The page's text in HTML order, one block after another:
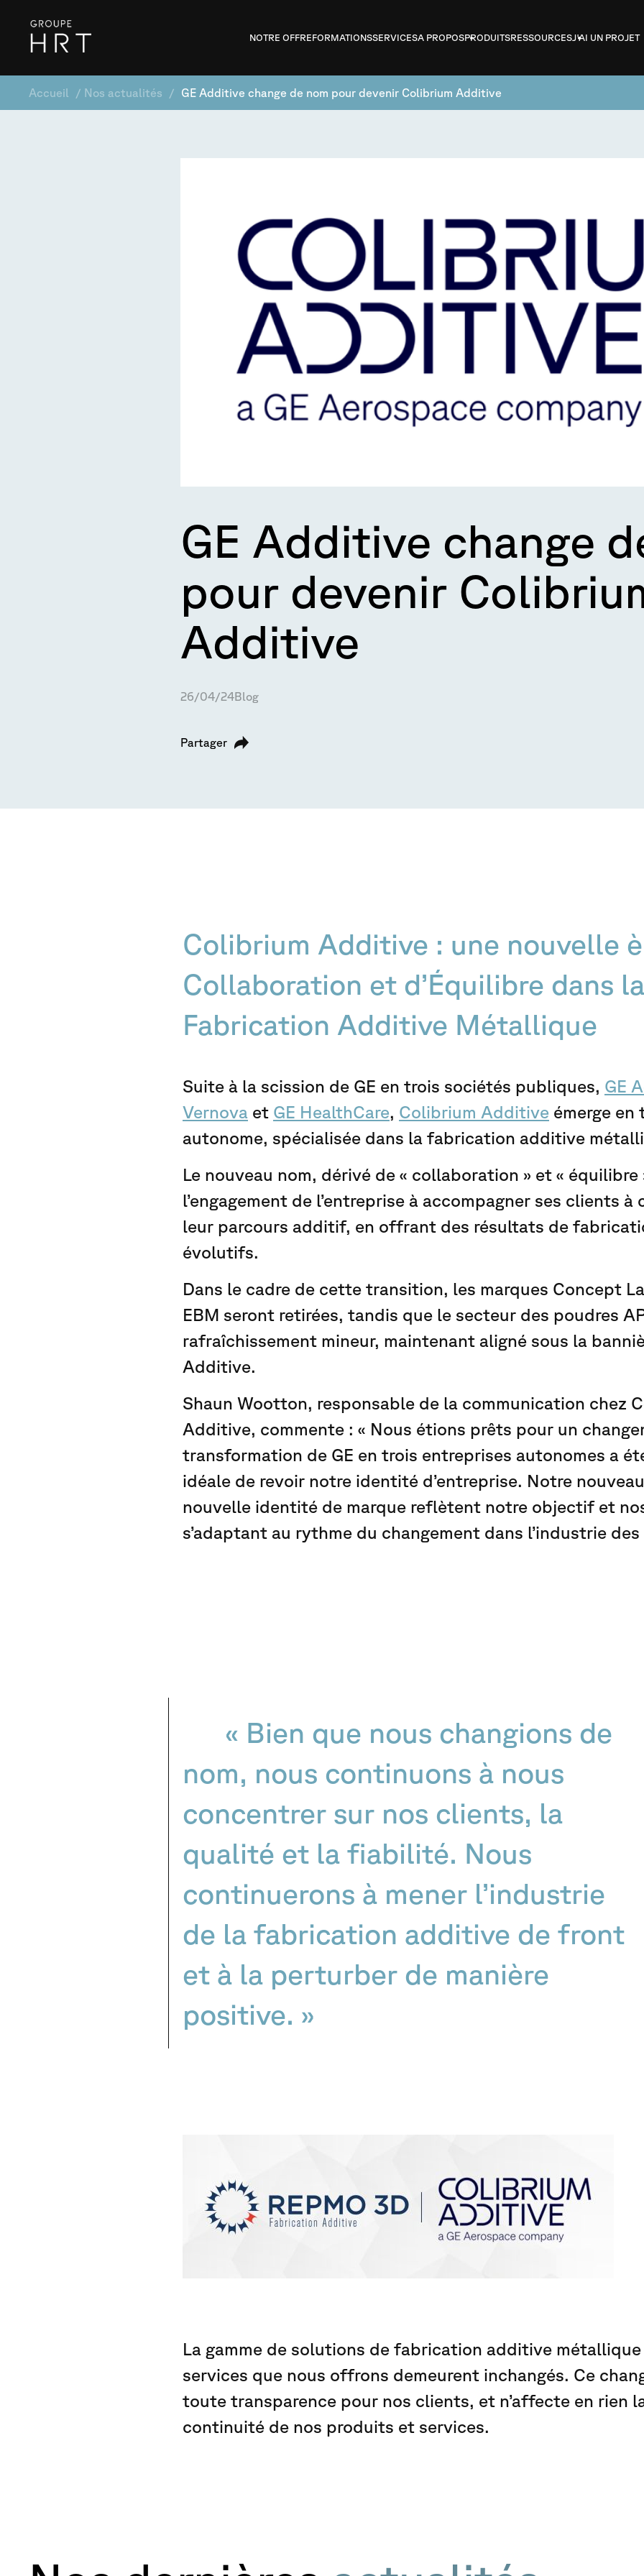
NOTRE OFFREFORMATIONSSERVICESA PROPOSPRODUITSRESSOURCESJ'AI UN PROJET
Accueil / Nos actualités / GE Additive change de nom pour devenir Colibrium Additive
GE Additive change
pour devenir
Additive
26/04/24Blog
Partager
Colibrium Additive : une nouvelle
Collaboration et d’Équilibre dans la
Fabrication Additive Métallique
Suite à la scission de GE en trois sociétés publiques, GE
Vernova et GE HealthCare, Colibrium Additive émerge en
autonome, spécialisée dans la fabrication additive
Le nouveau nom, dérivé de « collaboration » et « équilibre
l’engagement de l’entreprise à accompagner ses clients à
leur parcours additif, en offrant des résultats de
évolutifs.
Dans le cadre de cette transition, les marques Concept
EBM seront retirées, tandis que le secteur des poudres
rafraîchissement mineur, maintenant aligné sous la
Additive.
Shaun Wootton, responsable de la communication chez
Additive, commente : « Nous étions prêts pour un
transformation de GE en trois entreprises autonomes a
idéale de revoir notre identité d’entreprise. Notre
nouvelle identité de marque reflètent notre objectif et
s’adaptant au rythme du changement dans l’industrie
« Bien que nous changions de
nom, nous continuons à nous
concentrer sur nos clients, la
qualité et la fiabilité. Nous
continuerons à mener l’industrie
de la fabrication additive de front
et à la perturber de manière
positive. »
La gamme de solutions de fabrication additive métallique
services que nous offrons demeurent inchangés. Ce
toute transparence pour nos clients, et n’affecte en rien
continuité de nos produits et services.